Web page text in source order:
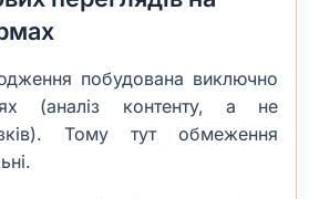
побудована виключно
(аналіз контенту, а не
Тому тут обмеження